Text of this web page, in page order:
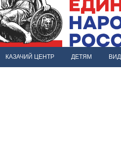
КАЗАЧИЙ ЦЕНТР ДЕТЯМ